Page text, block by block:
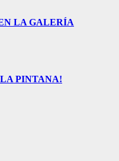
LA GALERÍA
PINTANA!